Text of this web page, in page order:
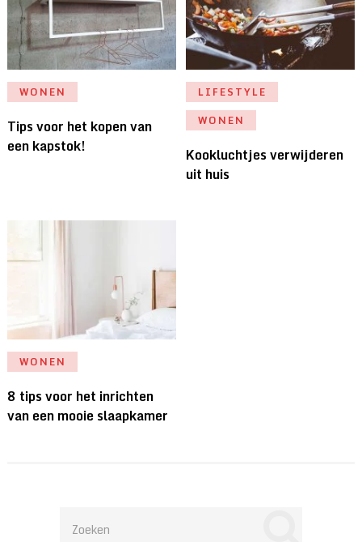
WONEN
Tips voor het kopen van
een kapstok!
LIFESTYLE
WONEN
Kookluchtjes verwijderen
uit huis
WONEN
8 tips voor het inrichten
van een mooie slaapkamer